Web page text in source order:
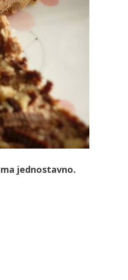
jednostavno.